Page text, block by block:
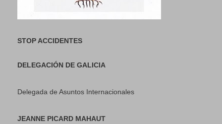
STOP ACCIDENTES
DELEGACIÓN DE GALICIA
Delegada de Asuntos Internacionales
JEANNE PICARD MAHAUT